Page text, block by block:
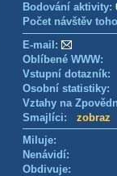
Bodování aktivity:
Počet návštěv
E-mail:
Oblíbené WWW:
Vstupní
Osobní
Vztahy na
Smajlíci: zobraz
Miluje:
Nenávidí:
Obdivuje: